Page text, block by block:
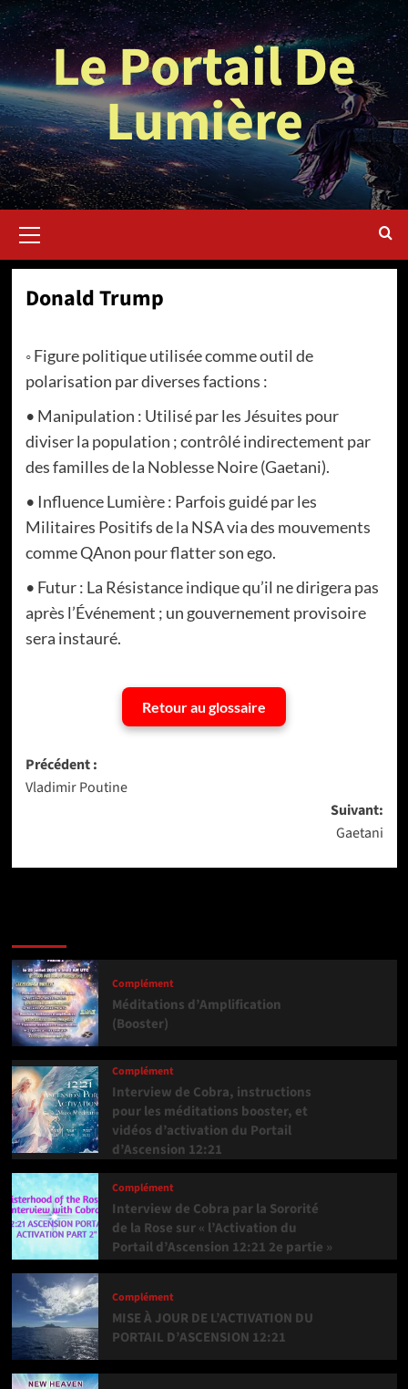
Aller
au
contenuLe Portail De
Lumière
principal
Donald Trump
◦ Figure politique utilisée comme outil de
polarisation par diverses factions :
• Manipulation : Utilisé par les Jésuites pour
diviser la population ; contrôlé indirectement par
des familles de la Noblesse Noire (Gaetani).
• Influence Lumière : Parfois guidé par les
Militaires Positifs de la NSA via des mouvements
comme QAnon pour flatter son ego.
• Futur : La Résistance indique qu’il ne dirigera pas
après l’Événement ; un gouvernement provisoire
sera instauré.
Retour au glossaire
Navigation
d’article
Précédent :
Vladimir Poutine
Suivant:
Gaetani
Complément
Méditations d’Amplification
(Booster)
Complément
Interview de Cobra, instructions
pour les méditations booster, et
vidéos d’activation du Portail
d’Ascension 12:21
Complément
Interview de Cobra par la Sororité
de la Rose sur « l’Activation du
Portail d’Ascension 12:21 2e partie »
Complément
MISE À JOUR DE L’ACTIVATION DU
PORTAIL D’ASCENSION 12:21